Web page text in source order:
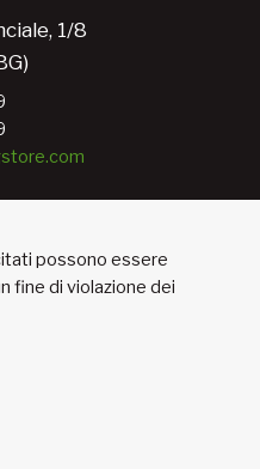
1/8
possono essere
fine di violazione dei